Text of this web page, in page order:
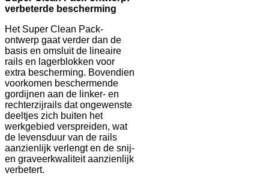
verbeterde bescherming
Het Super Clean Pack-
ontwerp gaat verder dan de
basis en omsluit de lineaire
rails en lagerblokken voor
extra bescherming. Bovendien
voorkomen beschermende
gordijnen aan de linker- en
rechterzijrails dat ongewenste
deeltjes zich buiten het
werkgebied verspreiden, wat
de levensduur van de rails
aanzienlijk verlengt en de snij-
en graveerkwaliteit aanzienlijk
verbetert.